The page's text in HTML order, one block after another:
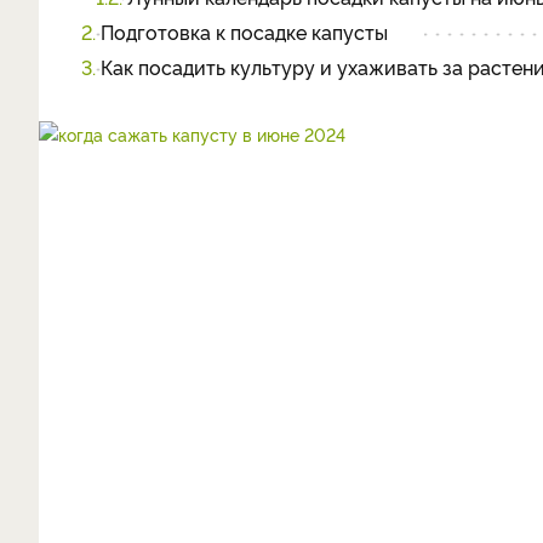
2. Подготовка к посадке капусты
3. Как посадить культуру и ухаживать за